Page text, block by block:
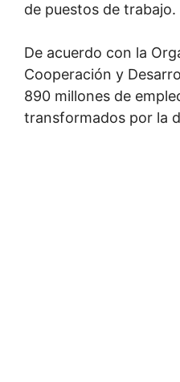
de puestos de trabajo.
De acuerdo con la
Cooperación y
890 millones de
transformados por la